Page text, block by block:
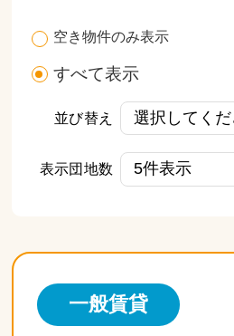
空き物件のみ表示
すべて表示
並び替え
表示団地数
一般賃貸